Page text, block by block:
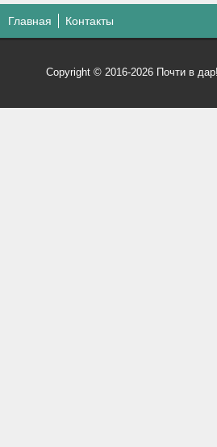
Главная Контакты
Copyright © 2016-2026 Почти в